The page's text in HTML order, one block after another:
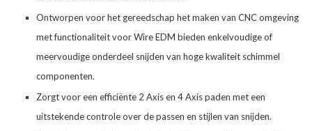
Ontworpen voor het gereedschap het maken van CNC omgeving
met functionaliteit voor Wire EDM bieden enkelvoudige of
meervoudige onderdeel snijden van hoge kwaliteit schimmel
componenten.
Zorgt voor een efficiënte 2 Axis en 4 Axis paden met een
uitstekende controle over de passen en stijlen van snijden.